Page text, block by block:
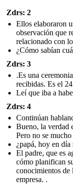
Zdrs: 2
Ellos elaboraron
observación que
relacionado con
¿Cómo sabían
Zdrs: 3
.Es una
recibidas. Es el
Leí que iba a
Zdrs: 4
Continúan
Bueno, la verdad
Pero no se
¿papá, hoy en
El padre, que es
cómo planifican
conocimientos de
empresa. .